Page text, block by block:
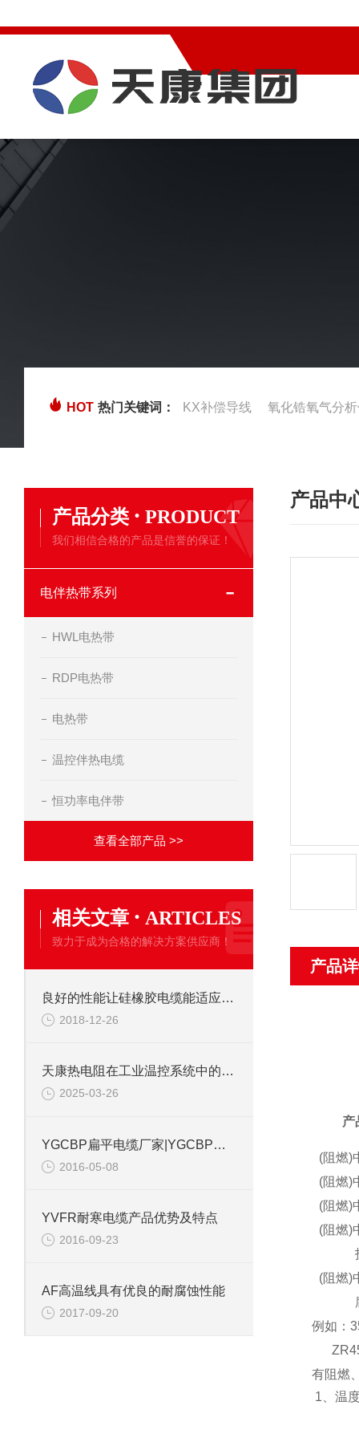
HOT 热门关键词： KX补偿导线 氧化锆氧气分
产品分类 · PRODUCT
我们相信合格的产品是信誉的保证！
电伴热带系列
HWL电热带
RDP电热带
电热带
温控伴热电缆
恒功率电伴带
查看全部产品 >>
相关文章 · ARTICLES
致力于成为合格的解决方案供应商！
良好的性能让硅橡胶电缆能适应各种环境
2018-12-26
天康热电阻在工业温控系统中的应用与优化
2025-03-26
YGCBP扁平电缆厂家|YGCBP扁平电缆价格
2016-05-08
YVFR耐寒电缆产品优势及特点
2016-09-23
AF高温线具有优良的耐腐蚀性能
2017-09-20
产品中
产品
产
(阻燃)
(阻燃)
(阻燃)
(阻燃)
(阻燃)
例如：
有阻燃
1、温